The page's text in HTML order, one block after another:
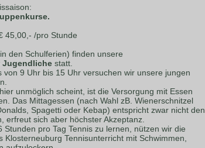
45,00,- /pro Stunde
den Schulferien) finden unsere
Jugendliche statt.
von 9 Uhr bis 15 Uhr versuchen wir unsere jungen
unmöglich scheint, ist die Versorgung mit Essen
Das Mittagessen (nach Wahl zB. Wienerschnitzel
Spagetti oder Kebap) entspricht zwar nicht den
erfreut sich aber höchster Akzeptanz.
Stunden pro Tag Tennis zu lernen, nützen wir die
Tennisunterricht mit Schwimmen,